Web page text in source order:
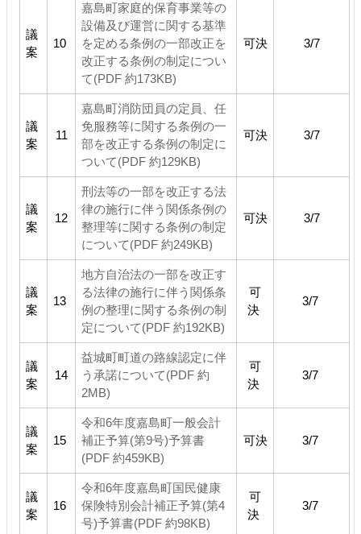
議
案
10
嘉島町家庭的保育事業等の
設備及び運営に関する基準
を定める条例の一部改正を
改正する条例の制定につい
て(PDF 約173KB)
可決 3/7
議
案
11
嘉島町消防団員の定員、任
免服務等に関する条例の一
部を改正する条例の制定に
ついて(PDF 約129KB)
可決 3/7
議
案
12
刑法等の一部を改正する法
律の施行に伴う関係条例の
整理等に関する条例の制定
について(PDF 約249KB)
可決 3/7
議
案
13
地方自治法の一部を改正す
る法律の施行に伴う関係条
例の整理に関する条例の制
定について(PDF 約192KB)
可
決
3/7
議
案
14
益城町町道の路線認定に伴
う承諾について(PDF 約
2MB)
可
決
3/7
議
案
15
令和6年度嘉島町一般会計
補正予算(第9号)予算書
(PDF 約459KB)
可決 3/7
議
案
16
令和6年度嘉島町国民健康
保険特別会計補正予算(第4
号)予算書(PDF 約98KB)
可
決
3/7